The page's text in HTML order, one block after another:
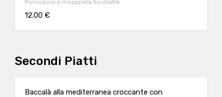
Pomodoro e mozzarella fiordilatte
12.00 €
Secondi Piatti
Baccalà alla mediterranea croccante con